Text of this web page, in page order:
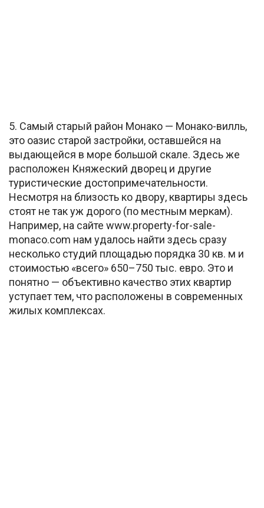
5. Самый старый район Монако — Монако-вилль,
это оазис старой застройки, оставшейся на
выдающейся в море большой скале. Здесь же
расположен Княжеский дворец и другие
туристические достопримечательности.
Несмотря на близость ко двору, квартиры здесь
стоят не так уж дорого (по местным меркам).
Например, на сайте www.property-for-sale-
monaco.com нам удалось найти здесь сразу
несколько студий площадью порядка 30 кв. м и
стоимостью «всего» 650–750 тыс. евро. Это и
понятно — объективно качество этих квартир
уступает тем, что расположены в современных
жилых комплексах.